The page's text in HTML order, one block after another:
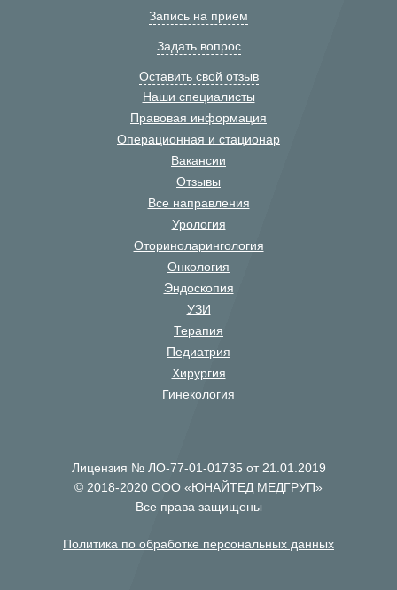
Запись на прием
Задать вопрос
Оставить свой отзыв
Наши специалисты
Правовая информация
Операционная и стационар
Вакансии
Отзывы
Все направления
Урология
Оториноларингология
Онкология
Эндоскопия
УЗИ
Терапия
Педиатрия
Хирургия
Гинекология
Лицензия № ЛО-77-01-01735 от 21.01.2019
© 2018-2020 ООО «ЮНАЙТЕД МЕДГРУП»
Все права защищены
Политика по обработке персональных данных